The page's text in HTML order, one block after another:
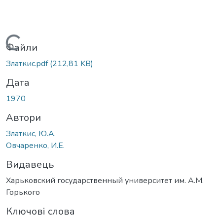
Вантажиться...
Файли
Златкис.pdf(212,81 KB)
Дата
1970
Автори
Златкис, Ю.А.
Овчаренко, И.Е.
Видавець
Харьковский государственный университет им. А.М.
Горького
Ключові слова